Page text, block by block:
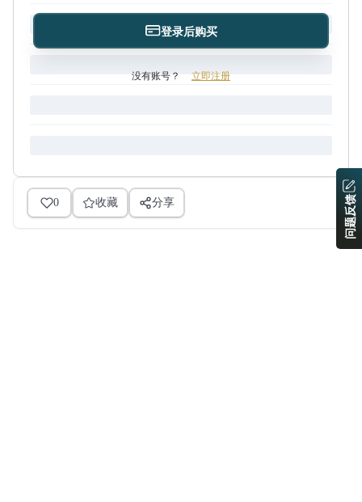
登录后购买
没有账号？ 立即注册
0 收藏 分享 问题反馈